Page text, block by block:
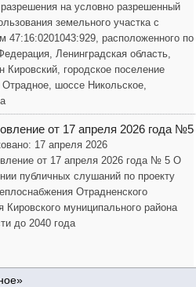
разрешения на условно разрешенный
земельного участка с
47:16:0201043:929, расположенного по
Ленинградская область,
Кировский, городское поселение
шоссе Никольское,
от 17 апреля 2026 года №5
17 апреля 2026
от 17 апреля 2026 года № 5 О
публичных слушаний по проекту
Отрадненского
Кировского муниципального района
до 2040 года